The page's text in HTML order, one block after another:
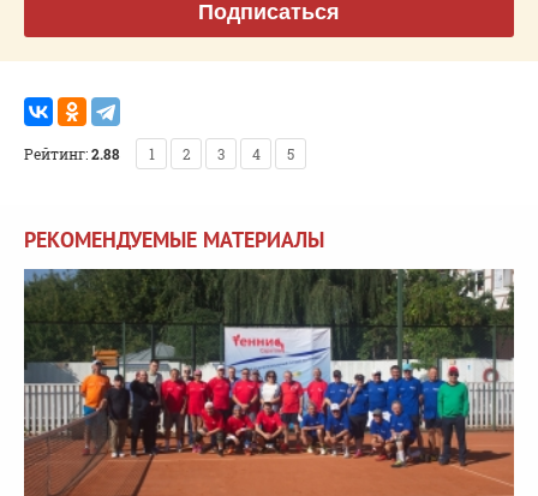
Подписаться
Рейтинг:2.88 1 2 3 4 5
РЕКОМЕНДУЕМЫЕ МАТЕРИАЛЫ